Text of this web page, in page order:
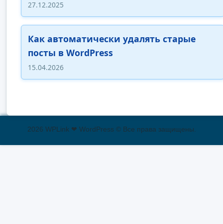
27.12.2025
Как автоматически удалять старые
посты в WordPress
15.04.2026
2026 WPLink ❤ WordPress © Все права защищены.